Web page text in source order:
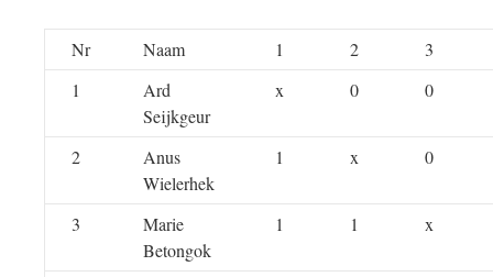
Nr Naam 1 2
3
1
Ard
Seijkgeur
x 0 0
2
Anus
Wielerhek
1 x 0
3
Marie
Betongok
1 1 x